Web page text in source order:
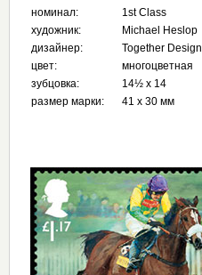
номинал:
1st Class
художник:
Michael Heslop
дизайнер:
Together Design
цвет:
многоцветная
зубцовка:
14½ x 14
размер марки:
41 x 30 мм